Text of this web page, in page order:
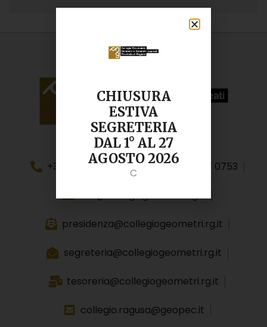
+39 0932 244 329 +39 334 617 0753
info@collegiogeometri.rg.it
presidenza@collegiogeometri.rg.it
segreteria@collegiogeometri.rg.it
tesoreria@collegiogeometri.rg.it
collegio.ragusa@geopec.it
CHIUSURA
ESTIVA
SEGRETERIA
DAL 1° AL 27
AGOSTO 2026
C